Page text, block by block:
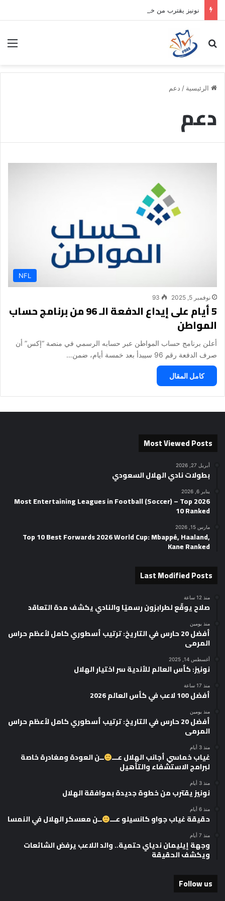
نونيز يقترب من خطوة جديدة بموافقة الهلال
بحث عن
الرئيسية / دعم
دعم
NFL
نوفمبر 5, 2025 93
5 أيام على إيداع الدفعة الـ 96 من برنامج حساب
المواطن
أعلن برنامج حساب المواطن عبر حسابه الرسمي في منصة “إكس” أن
صرف الدفعة رقم 96 سيبدأ بعد خمسة أيام، ضمن…
كامل المقال
Most Viewed Posts
أبريل 27, 2026
بطولات نادي الهلال السعودي
يناير 6, 2026
2026 Most Entertaining Leagues in Football (Soccer) – Top
10 Ranked
مارس 15, 2026
Top 10 Best Forwards 2026 World Cup: Mbappé, Haaland,
Kane Ranked
Last Modified Posts
منذ 12 ساعة
صلاح يوقّع لطرابزون رسميًا والنادي يكشف مدة التعاقد
منذ يومين
أفضل 20 حارس في التاريخ: ترتيب أسطوري كامل لأعظم حراس
المرمى
أغسطس 14, 2025
نونيز: كأس العالم للأندية سر اختيار الهلال
منذ 17 ساعة
أفضل 100 لاعب في كأس العالم 2026
منذ يومين
أفضل 20 حارس في التاريخ: ترتيب أسطوري كامل لأعظم حراس
المرمى
منذ 3 أيام
غياب خماسي أجانب الهلال عـــ ــن العودة ومغادرة خاصة
لبرامج الاستشفاء والتأهيل
منذ 3 أيام
نونيز يقترب من خطوة جديدة بموافقة الهلال
منذ 6 أيام
حقيقة غياب جواو كانسيلو عـــ ــن معسكر الهلال في النمسا
منذ 7 أيام
وجهة إيليمان ندياي حتمية.. والد اللاعب يرفض الشائعات
ويكشف الحقيقة
Follow us